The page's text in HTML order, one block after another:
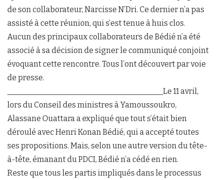
de son collaborateur, Narcisse N’Dri. Ce dernier n’a pas
assisté à cette réunion, qui s’est tenue à huis clos.
Aucun des principaux collaborateurs de Bédié n’a été
associé à sa décision de signer le communiqué conjoint
évoquant cette rencontre. Tous l’ont découvert par voie
de presse.
________________________________________Le 11 avril,
lors du Conseil des ministres à Yamoussoukro,
Alassane Ouattara a expliqué que tout s’était bien
déroulé avec Henri Konan Bédié, qui a accepté toutes
ses propositions. Mais, selon une autre version du tête-
à-tête, émanant du PDCI, Bédié n’a cédé en rien.
Reste que tous les partis impliqués dans le processus